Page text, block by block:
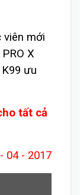
viên mới
X
ưu
tất cả
04 - 2017